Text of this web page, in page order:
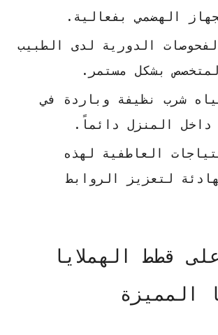
الهضمي بفعالية.
الدورية لدى الطبيب
بشكل مستمر.
شرب نظيفة وباردة في
داخل المنزل دائماً.
العاطفية لهذه
لتعزيز الروابط
قطط الهملايا
المميزة